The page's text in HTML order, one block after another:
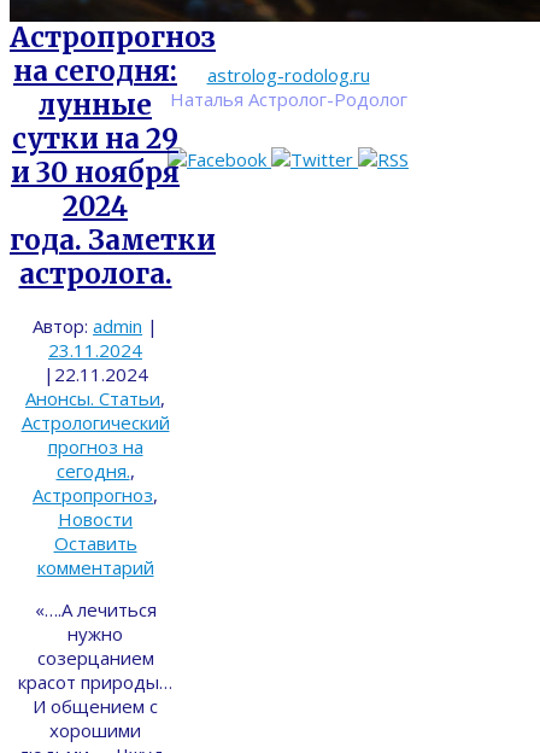
astrolog-rodolog.ru
Наталья Астролог-Родолог
Астропрогноз
на сегодня:
лунные
сутки на 29
и 30 ноября
2024
года. Заметки
астролога.
Автор: admin |
23.11.2024
| 22.11.2024
Анонсы. Статьи,
Астрологический
прогноз на
сегодня.,
Астропрогноз,
Новости
Оставить
комментарий
«….А лечиться
нужно
созерцанием
красот природы…
И общением с
хорошими